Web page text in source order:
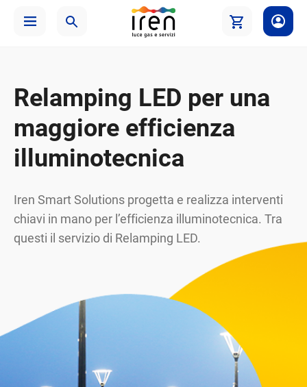
Relamping LED per una
maggiore efficienza
illuminotecnica
Iren Smart Solutions progetta e realizza interventi
chiavi in mano per l’efficienza illuminotecnica. Tra
questi il servizio di Relamping LED.